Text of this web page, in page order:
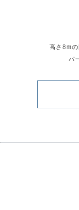
高さ8m
パ